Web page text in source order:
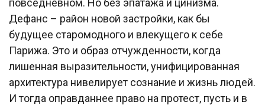
повседневном. Но без эпатажа и цинизма.
Дефанс – район новой застройки, как бы
будущее старомодного и влекущего к себе
Парижа. Это и образ отчужденности, когда
лишенная выразительности, унифицированная
архитектура нивелирует сознание и жизнь людей.
И тогда оправданнее право на протест, пусть и в